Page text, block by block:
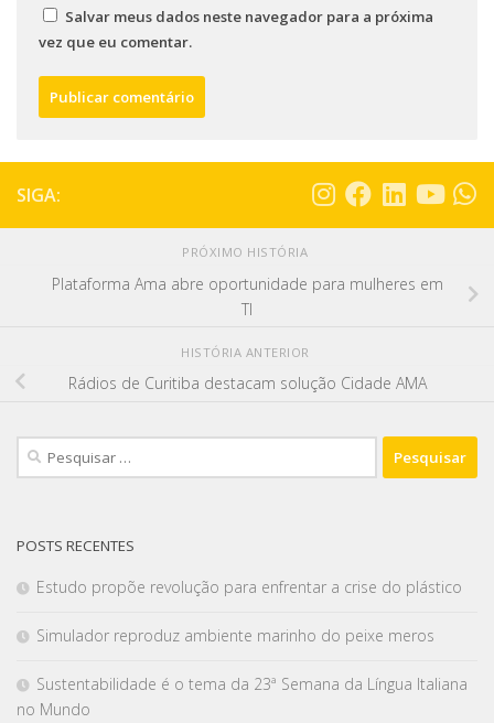
Salvar meus dados neste navegador para a próxima
vez que eu comentar.
SIGA:
PRÓXIMO HISTÓRIA
Plataforma Ama abre oportunidade para mulheres em
TI
HISTÓRIA ANTERIOR
Rádios de Curitiba destacam solução Cidade AMA
POSTS RECENTES
Estudo propõe revolução para enfrentar a crise do plástico
Simulador reproduz ambiente marinho do peixe meros
Sustentabilidade é o tema da 23ª Semana da Língua Italiana
no Mundo